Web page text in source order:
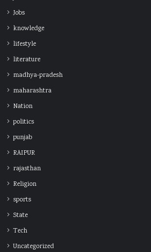
Jobs
knowledge
lifestyle
literature
madhya-pradesh
maharashtra
Nation
politics
punjab
RAIPUR
rajasthan
Religion
sports
State
Tech
Uncategorized